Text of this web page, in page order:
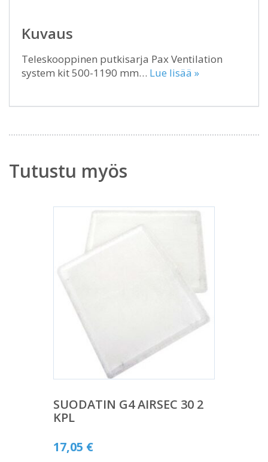
Kuvaus
Teleskooppinen putkisarja Pax Ventilation
system kit 500-1190 mm… Lue lisää »
Tutustu myös
SUODATIN G4 AIRSEC 30 2
KPL
17,05 €